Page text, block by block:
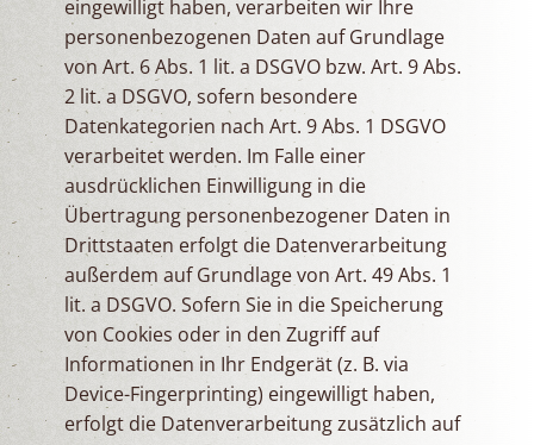
eingewilligt haben, verarbeiten wir Ihre
personenbezogenen Daten auf Grundlage
von Art. 6 Abs. 1 lit. a DSGVO bzw. Art. 9 Abs.
2 lit. a DSGVO, sofern besondere
Datenkategorien nach Art. 9 Abs. 1 DSGVO
verarbeitet werden. Im Falle einer
ausdrücklichen Einwilligung in die
Übertragung personenbezogener Daten in
Drittstaaten erfolgt die Datenverarbeitung
außerdem auf Grundlage von Art. 49 Abs. 1
lit. a DSGVO. Sofern Sie in die Speicherung
von Cookies oder in den Zugriff auf
Informationen in Ihr Endgerät (z. B. via
Device-Fingerprinting) eingewilligt haben,
erfolgt die Datenverarbeitung zusätzlich auf